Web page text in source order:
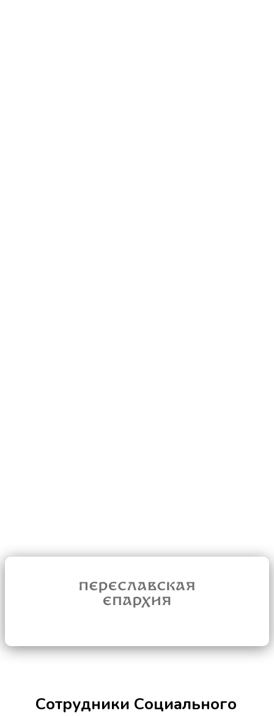
Сотрудники Социального